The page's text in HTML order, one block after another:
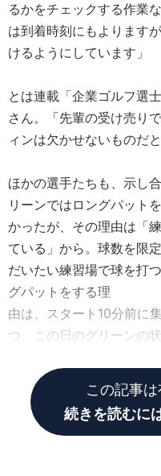
るかをチェックする作業
は到着時刻にもよります
けるようにしています」
とは連載「企業ゴルフ選
さん。「先輩の受け売り
ィンは欠かせないものだと
ほかの選手たちも、示し
リーンではロングパット
かったが、その理由は「
ている」から。球数を限
だいたい練習場で球を打
グパットをする理
由は、スタート10分前に
つ、この日のグリーンの
この記事
続きを読むに